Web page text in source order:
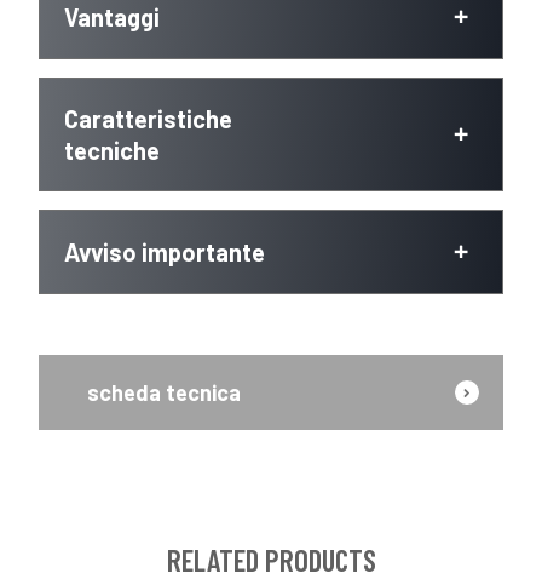
Vantaggi
Caratteristiche
tecniche
Avviso importante
scheda tecnica
RELATED PRODUCTS